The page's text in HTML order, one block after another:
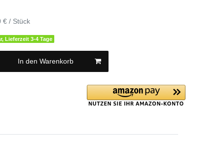
€ / Stück
Lieferzeit 3-4 Tage
In den Warenkorb